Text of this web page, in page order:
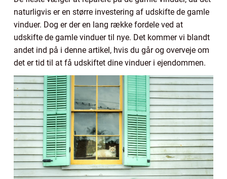
naturligvis er en større investering af udskifte de gamle
vinduer. Dog er der en lang række fordele ved at
udskifte de gamle vinduer til nye. Det kommer vi blandt
andet ind på i denne artikel, hvis du går og overveje om
det er tid til at få udskiftet dine vinduer i ejendommen.